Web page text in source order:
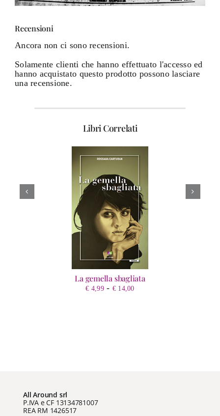
Recensioni
Ancora non ci sono recensioni.
Solamente clienti che hanno effettuato l'accesso ed
hanno acquistato questo prodotto possono lasciare
una recensione.
Libri Correlati
La gemella sbagliata
€ 4,99 - € 14,00Fascia
All Around srl
P.IVA e CF 13134781007
REA RM 1426517